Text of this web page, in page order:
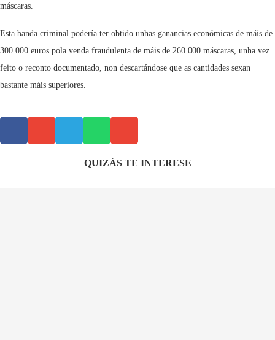
máscaras.
Esta banda criminal podería ter obtido unhas ganancias económicas de máis de
300.000 euros pola venda fraudulenta de máis de 260.000 máscaras, unha vez
feito o reconto documentado, non descartándose que as cantidades sexan
bastante máis superiores.
QUIZÁS TE INTERESE